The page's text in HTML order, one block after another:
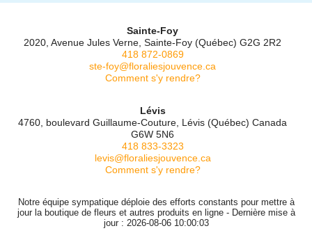
Sainte-Foy
2020, Avenue Jules Verne, Sainte-Foy (Québec) G2G 2R2
418 872-0869
ste-foy@floraliesjouvence.ca
Comment s'y rendre?
Lévis
4760, boulevard Guillaume-Couture, Lévis (Québec) Canada
G6W 5N6
418 833-3323
levis@floraliesjouvence.ca
Comment s'y rendre?
Notre équipe sympatique déploie des efforts constants pour mettre à
jour la boutique de fleurs et autres produits en ligne - Dernière mise à
jour : 2026-08-06 10:00:03